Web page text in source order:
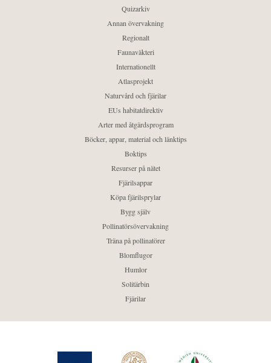
Quizarkiv
Annan övervakning
Regionalt
Faunaväkteri
Internationellt
Atlasprojekt
Naturvård och fjärilar
EUs habitatdirektiv
Arter med åtgärdsprogram
Böcker, appar, material och länktips
Boktips
Resurser på nätet
Fjärilsappar
Köpa fjärilsprylar
Bygg själv
Pollinatörsövervakning
Träna på pollinatörer
Blomflugor
Humlor
Solitärbin
Fjärilar